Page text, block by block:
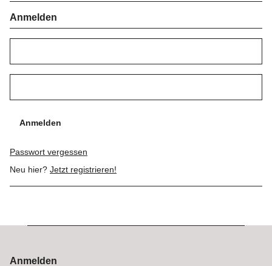
Anmelden
Anmelden
Passwort vergessen
Neu hier? Jetzt registrieren!
Anmelden